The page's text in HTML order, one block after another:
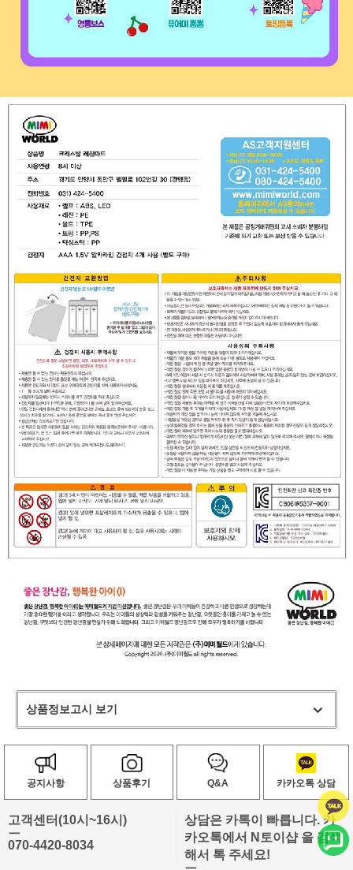
상품정보고시 보기
공지사항 상품후기 Q&A 카카오톡 상담
고객센터(10시~16시)
ㅡ
070-4420-8034
상담은 카톡이 빠릅니다. 카
카오톡에서 N토이샵 을 검색
해서 톡 주세요!
ㅡ